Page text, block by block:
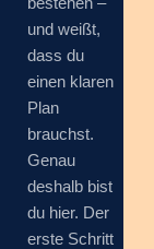
und weißt,
dass du
einen klaren
Plan
brauchst.
Genau
deshalb bist
du hier. Der
erste Schritt